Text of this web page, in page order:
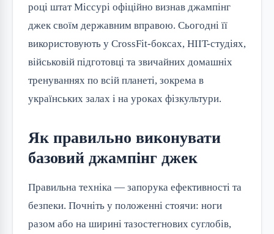
році штат Міссурі офіційно визнав джампінг
джек своїм державним вправою. Сьогодні її
використовують у CrossFit-боксах, HIIT-студіях,
військовій підготовці та звичайних домашніх
тренуваннях по всій планеті, зокрема в
українських залах і на уроках фізкультури.
Як правильно виконувати
базовий джампінг джек
Правильна техніка — запорука ефективності та
безпеки. Почніть у положенні стоячи: ноги
разом або на ширині тазостегнових суглобів,